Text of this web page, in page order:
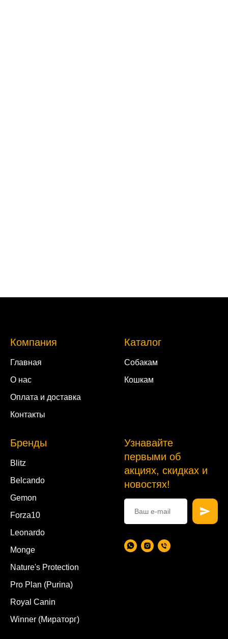
Компания
Главная
О нас
Оплата и доставка
Контакты
Каталог
Собакам
Кошкам
Бренды
Blitz
Belcando
Gemon
Forza10
Leonardo
Monge
Nature's Protection
Pro Plan (Purina)
Royal Canin
Winner (Мираторг)
Узнавайте
первыми об
акциях, скидках и
новостях!